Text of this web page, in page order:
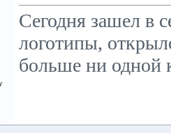
Сегодня зашел в
логотипы,
больше ни одной